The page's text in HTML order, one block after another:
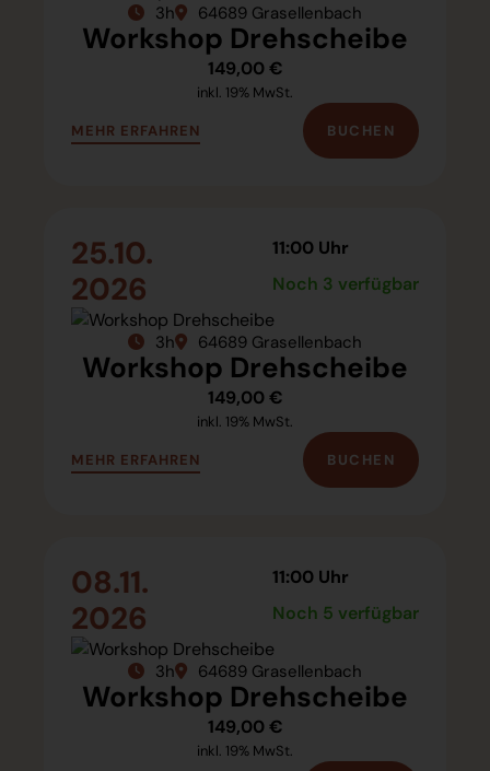
3h 64689 Grasellenbach
Workshop Drehscheibe
149,00 €
inkl. 19% MwSt.
MEHR ERFAHREN BUCHEN
25.10.
2026
11:00 Uhr
Noch 3 verfügbar
3h 64689 Grasellenbach
Workshop Drehscheibe
149,00 €
inkl. 19% MwSt.
MEHR ERFAHREN BUCHEN
08.11.
2026
11:00 Uhr
Noch 5 verfügbar
3h 64689 Grasellenbach
Workshop Drehscheibe
149,00 €
inkl. 19% MwSt.